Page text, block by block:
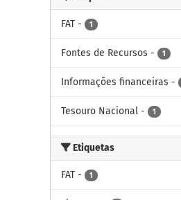
FAT - 1
Fontes de Recursos - 1
Informações financeiras -
Tesouro Nacional - 1
Etiquetas
FAT - 1